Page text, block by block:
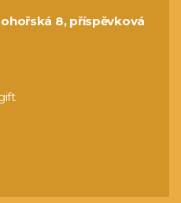
8, příspěvková